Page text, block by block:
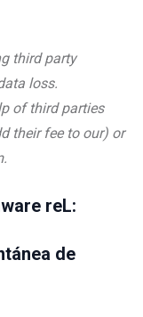
third party
loss.
of third parties
their fee to our) or
reL:
de